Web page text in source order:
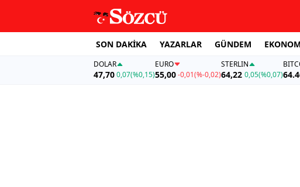
SON DAKİKA YAZARLAR GÜNDEM
DOLAR
47,700,07(%0,15)
EURO
55,00 -0,01(%-0,02)
STERLIN
64,22 0,05(%0,07)